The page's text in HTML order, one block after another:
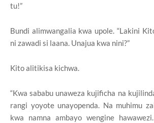
tu!”
Bundi alimwangalia kwa upole. “Lakini
ni zawadi si laana. Unajua kwa nini?”
Kito alitikisa kichwa.
“Kwa sababu unaweza kujificha na
rangi yoyote unayopenda. Na muhimu
kwa namna ambayo wengine